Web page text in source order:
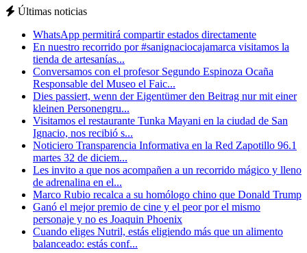
Últimas noticias
WhatsApp permitirá compartir estados directamente
En nuestro recorrido por #sanignaciocajamarca visitamos la
tienda de artesanías...
Conversamos con el profesor Segundo Espinoza Ocaña
Responsable del Museo el Faic...
Dies passiert, wenn der Eigentümer den Beitrag nur mit einer
kleinen Personengru...
Visitamos el restaurante Tunka Mayani en la ciudad de San
Ignacio, nos recibió s...
Noticiero Transparencia Informativa en la Red Zapotillo 96.1
martes 32 de diciem...
Les invito a que nos acompañen a un recorrido mágico y lleno
de adrenalina en el...
Marco Rubio recalca a su homólogo chino que Donald Trump
Ganó el mejor premio de cine y el peor por el mismo
personaje y no es Joaquin Phoenix
Cuando eliges Nutril, estás eligiendo más que un alimento
balanceado: estás conf...